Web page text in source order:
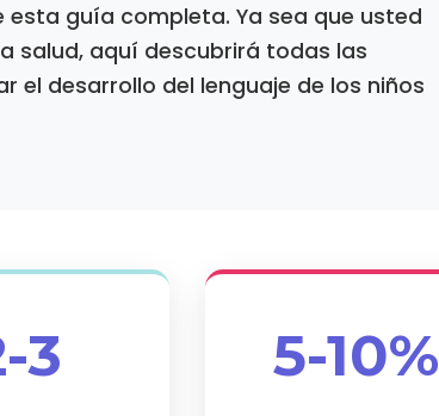
guía completa. Ya sea que usted
salud, aquí descubrirá todas las
el desarrollo del lenguaje de los niños
3 5-10%